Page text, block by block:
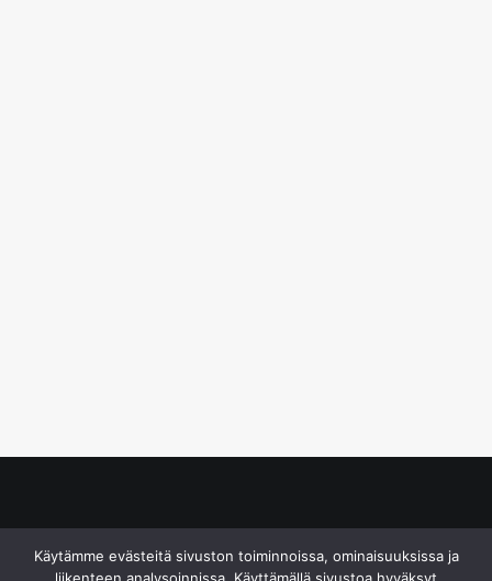
Käytämme evästeitä sivuston toiminnoissa, ominaisuuksissa ja